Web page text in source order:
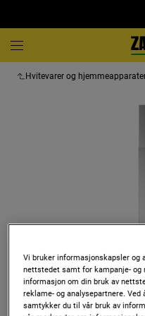
Hvitevarer og
Vi bruker informasjonskapsler og
nettstedet samt for kampanje-
informasjon om din bruk av
reklame- og analysepartnere. Ved
samtykker du til vår bruk av